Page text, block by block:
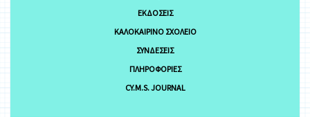
ΕΚΔΌΣΕΙΣ
ΚΑΛΟΚΑΙΡΙΝΌ ΣΧΟΛΕΊΟ
ΣΥΝΔΈΣΕΙΣ
ΠΛΗΡΟΦΟΡΊΕΣ
CY.M.S. JOURNAL